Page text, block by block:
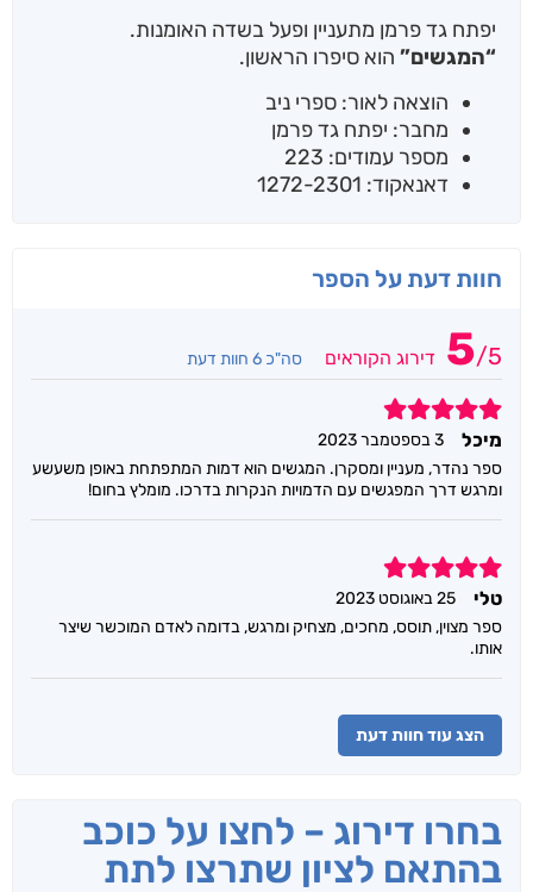
יפתח גד פרמן מתעניין ופעל בשדה האומנות.
“המגשים” הוא סיפרו הראשון.
הוצאה לאור: ספרי ניב
מחבר: יפתח גד פרמן
מספר עמודים: 223
דאנאקוד: 1272-2301
חוות דעת על הספר
5/5 דירוג הקוראים סה"כ 6 חוות דעת
5
מיכל
3 בספטמבר 2023
ספר נהדר, מעניין ומסקרן. המגשים הוא דמות המתפתחת באופן משעשע
ומרגש דרך המפגשים עם הדמויות הנקרות בדרכו. מומלץ בחום!
5
טלי
25 באוגוסט 2023
ספר מצוין, תוסס, מחכים, מצחיק ומרגש, בדומה לאדם המוכשר שיצר
אותו.
הצג עוד חוות דעת
בחרו דירוג – לחצו על כוכב
בהתאם לציון שתרצו לתת